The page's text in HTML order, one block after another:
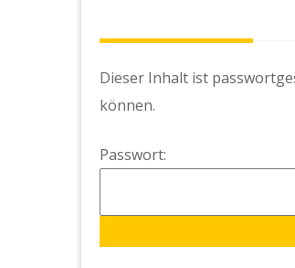
Dieser Inhalt ist
können.
Passwort: